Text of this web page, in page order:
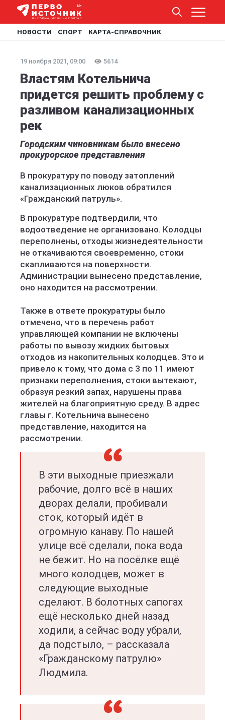
НОВОСТИ СПОРТ КАРТА-СПРАВОЧНИК
19 ноября 2021, 09:00 5614
Властям Котельнича
придется решить проблему с
разливом канализационных
рек
Городским чиновникам было внесено
прокурорское представления
В прокуратуру по поводу затоплений
канализационных люков обратился
«Гражданский патруль».
В прокуратуре подтвердили, что
водоотведение не организовано. Колодцы
переполнены, отходы жизнедеятельности
не откачиваются своевременно, стоки
скапливаются на поверхности.
Администрации вынесено представление,
оно находится на рассмотрении.
Также в ответе прокуратуры было
отмечено, что в перечень работ
управляющей компании не включены
работы по вывозу жидких бытовых
отходов из накопительных колодцев. Это и
привело к тому, что дома с 3 по 11 имеют
признаки переполнения, стоки вытекают,
образуя резкий запах, нарушены права
жителей на благоприятную среду. В адрес
главы г. Котельнича вынесено
представление, находится на
рассмотрении.
В эти выходные приезжали
рабочие, долго всё в наших
дворах делали, пробивали
сток, который идёт в
огромную канаву. По нашей
улице всё сделали, пока вода
не бежит. Но на посёлке ещё
много колодцев, может в
следующие выходные
сделают. В болотных сапогах
ещё несколько дней назад
ходили, а сейчас воду убрали,
да подстыло, – рассказала
«Гражданскому патрулю»
Людмила.